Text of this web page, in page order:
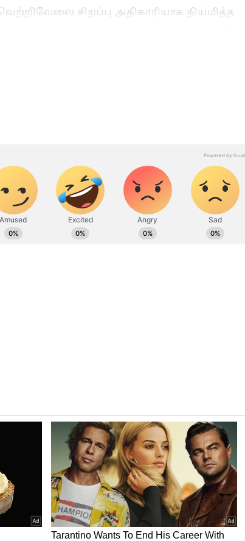
சிறப்பு அதிகாரியாக நியமித்த
"அரசு நிர்வாகத்தில் ஜோதிட
தனிப்பட்ட முறையில் நம்புவது அவரவர்
இல்லை. ஆனால் அது அரசுக்குள்
நாங்கள் TVK-வை ஆதரிக்கவில்லை,"